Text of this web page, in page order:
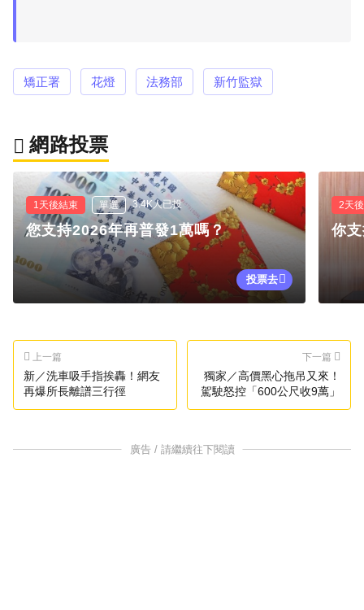
矯正署 花燈 法務部 新竹監獄
網路投票
1天後結束 單選 3.4K人已投
您支持2026年再普發1萬嗎？
投票去
2天
你
上一篇
新／洗車吸手指挨轟！網友
再爆所長離譜三行徑
下一篇
獨家／高價黑心拖吊又來！
駕駛怒控「600公尺收9萬」
廣告 / 請繼續往下閱讀